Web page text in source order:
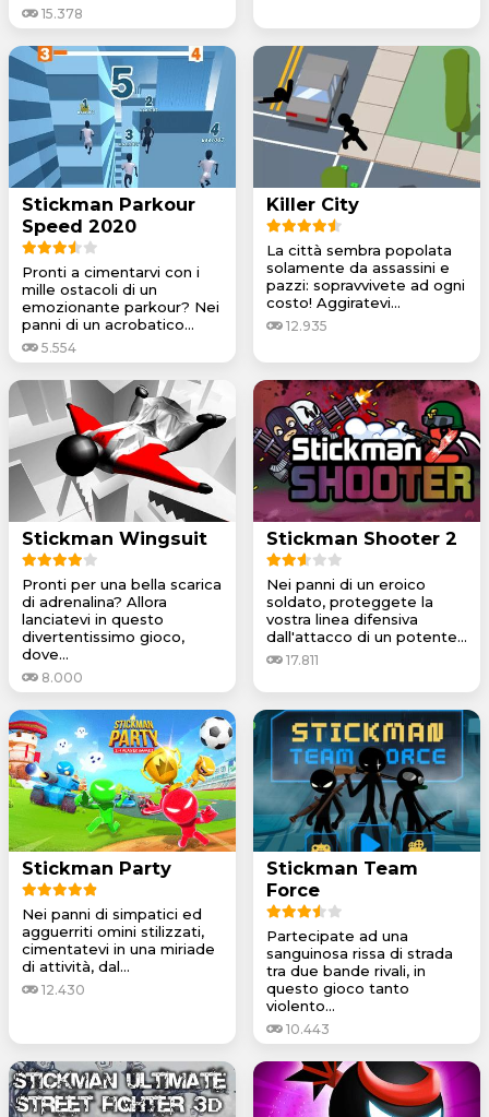
15.378
Stickman Parkour
Speed 2020
Pronti a cimentarvi con i
mille ostacoli di un
emozionante parkour? Nei
panni di un acrobatico...
5.554
Killer City
La città sembra popolata
solamente da assassini e
pazzi: sopravvivete ad ogni
costo! Aggiratevi...
12.935
Stickman Wingsuit
Pronti per una bella scarica
di adrenalina? Allora
lanciatevi in questo
divertentissimo gioco,
dove...
8.000
Stickman Shooter 2
Nei panni di un eroico
soldato, proteggete la
vostra linea difensiva
dall'attacco di un potente...
17.811
Stickman Party
Nei panni di simpatici ed
agguerriti omini stilizzati,
cimentatevi in una miriade
di attività, dal...
12.430
Stickman Team
Force
Partecipate ad una
sanguinosa rissa di strada
tra due bande rivali, in
questo gioco tanto
violento...
10.443